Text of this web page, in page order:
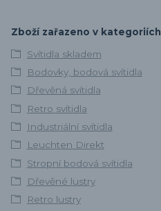
Zboží zařazeno v kategoriích
Svítidla skladem
Bodovky, bodová svítidla
Dřevěná svítidla
Retro svítidla
Industriální svítidla
Leuchten Direkt
Stropní bodová svítidla
Dřevěné lustry
Retro lustry